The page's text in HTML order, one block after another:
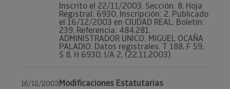
Inscrito el 22/11/2003. Sección: 8, Hoja
Registral: 6930, Inscripción: 2. Publicado
el 16/12/2003 en CIUDAD REAL. Boletín:
239, Referencia: 484.281.
ADMINISTRADOR UNICO: MIGUEL OCAÑA
PALADIO. Datos registrales. T 188, F 59,
S 8, H 6930, I/A 2, (22.11.2003)
16/12/2003Modificaciones Estatutarias